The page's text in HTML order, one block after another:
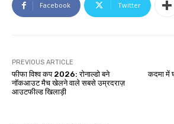
Facebook Twitter
PREVIOUS ARTICLE
फीफा विश्व कप 2026: रोनाल्डो बने
नॉकआउट मैच खेलने वाले सबसे उम्रदराज़
आउटफील्ड खिलाड़ी
कदमा में